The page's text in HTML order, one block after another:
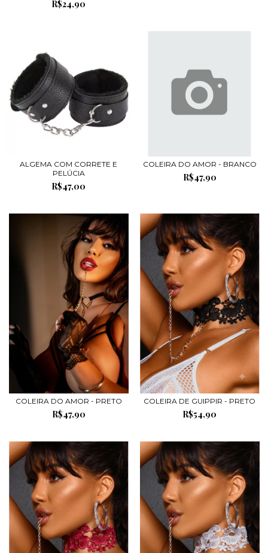
R$24,90
ALGEMA COM CORRETE E
PELÚCIA
R$47,00
COLEIRA DO AMOR - BRANCO
R$47,90
COLEIRA DO AMOR - PRETO
R$47,90
COLEIRA DE GUIPPIR - PRETO
R$54,90